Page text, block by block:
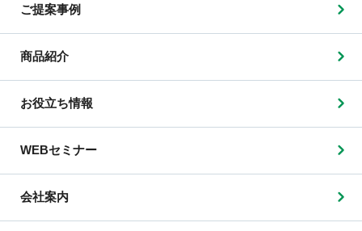
ご提案事例
商品紹介
お役立ち情報
WEBセミナー
会社案内